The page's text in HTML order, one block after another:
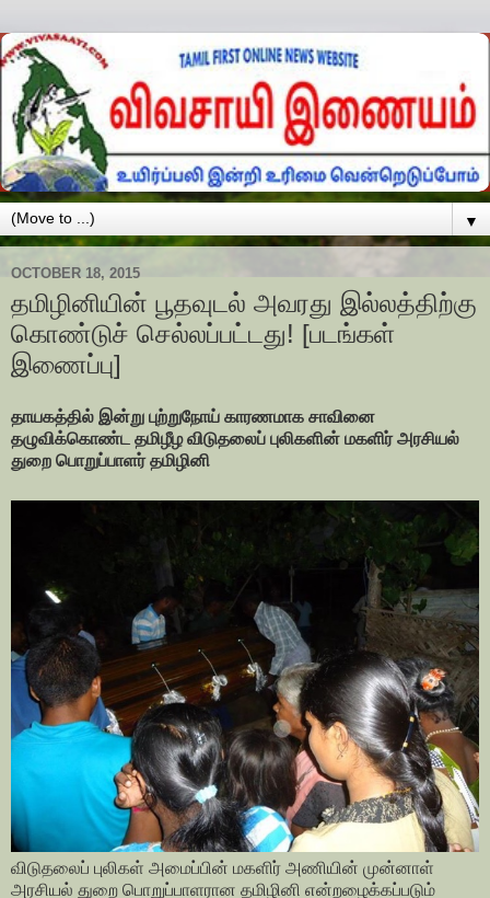
▼
OCTOBER 18, 2015
தமிழினியின் பூதவுடல் அவரது இல்லத்திற்கு
கொண்டுச் செல்லப்பட்டது! [படங்கள்
இணைப்பு]
தாயகத்தில் இன்று புற்றுநோய் காரணமாக சாவினை
தழுவிக்கொண்ட தமிழீழ விடுதலைப் புலிகளின் மகளிர் அரசியல்
துறை பொறுப்பாளர் தமிழினி
விடுதலைப் புலிகள் அமைப்பின் மகளிர் அணியின் முன்னாள்
அரசியல் துறை பொறுப்பாளரான தமிழினி என்றழைக்கப்படும்